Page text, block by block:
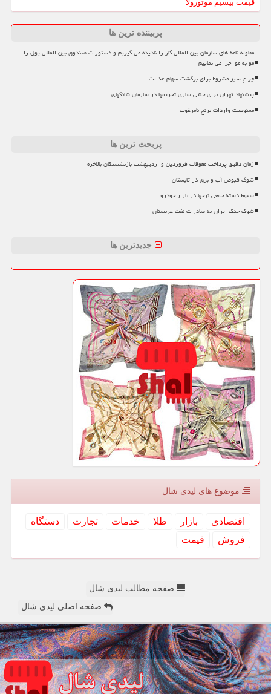
قیمت بیسیم موتورولا
پربیننده ترین ها
مقاوله نامه های سازمان بین المللی کار را نادیده می گیریم و دستورات صندوق بین المللی پول را
مو به مو اجرا می نماییم
چراغ سبز مشروط برای برگشت سهام عدالت
پیشنهاد تهران برای خنثی سازی تحریمها در سازمان شانگهای
ممنوعیت واردات برنج نامرغوب
پربحث ترین ها
زمان دقیق پرداخت معوقات فروردین و اردیبهشت بازنشستگان بالاخره
شوک قبوض آب و برق در تابستان
سقوط دسته جمعی نرخها در بازار خودرو
شوک جنگ ایران به صادرات نفت عربستان
جدیدترین ها
موضوع های لیدی شال
اقتصادی بازار طلا خدمات تجارت
دستگاه
فروش
قیمت
صفحه مطالب لیدی شال
صفحه اصلی لیدی شال